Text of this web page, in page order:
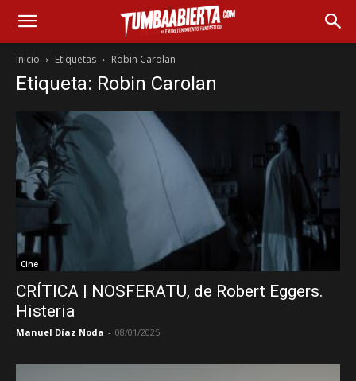
Inicio Etiquetas Robin Carolan
Etiqueta: Robin Carolan
Cine
CRÍTICA | NOSFERATU, de Robert Eggers.
Histeria
Manuel Díaz Noda - 08/01/2025